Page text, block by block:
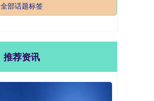
全部话题标签
推荐资讯